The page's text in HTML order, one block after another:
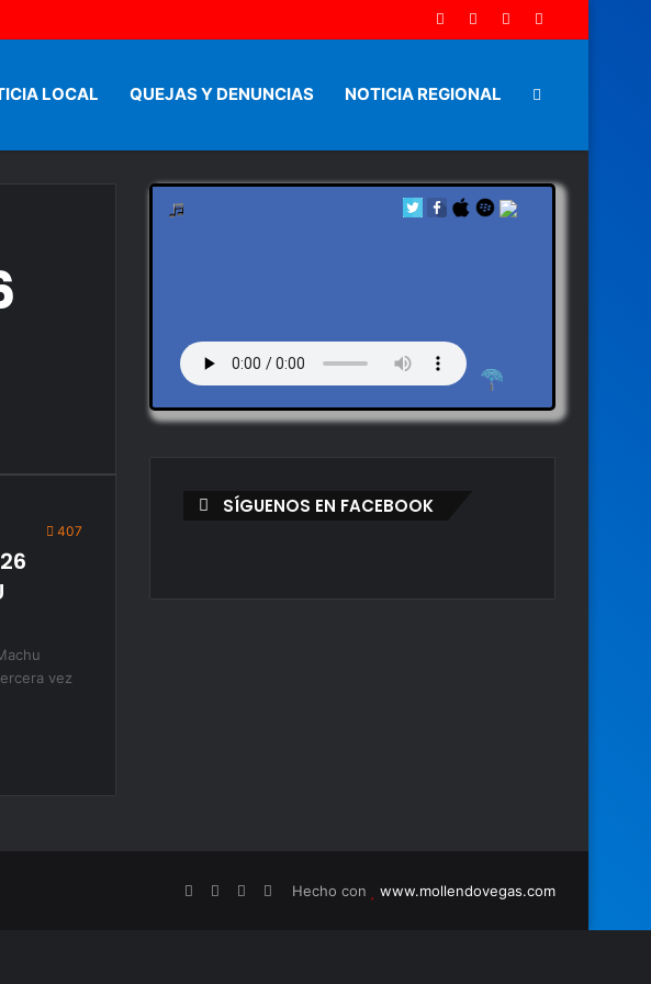
LOCAL QUEJAS Y DENUNCIAS NOTICIA REGIONAL Artículo
407
vez
SÍGUENOS EN FACEBOOK
Hecho con www.mollendovegas.com